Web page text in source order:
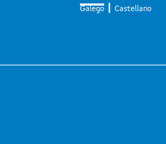
Galego Castellano